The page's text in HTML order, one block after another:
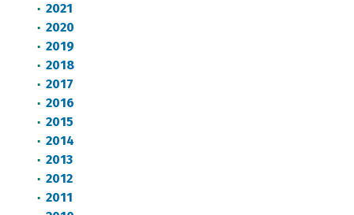
2021
2020
2019
2018
2017
2016
2015
2014
2013
2012
2011